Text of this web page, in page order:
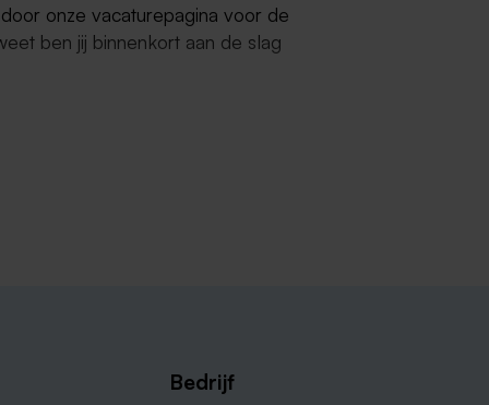
onze vacaturepagina voor de
ben jij binnenkort aan de slag
Bedrijf